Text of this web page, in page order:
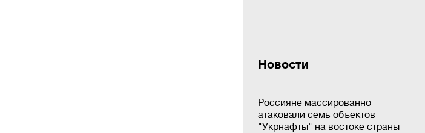
Новости
Россияне массированно
атаковали семь объектов
"Укрнафты" на востоке страны